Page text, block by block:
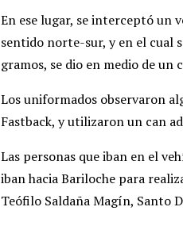
En ese lugar, se interceptó un
sentido norte-sur, y en el cual
gramos, se dio en medio de
Los uniformados observaron
Fastback, y utilizaron un can
Las personas que iban en el
iban hacia Bariloche para
Teófilo Saldaña Magín, Santo